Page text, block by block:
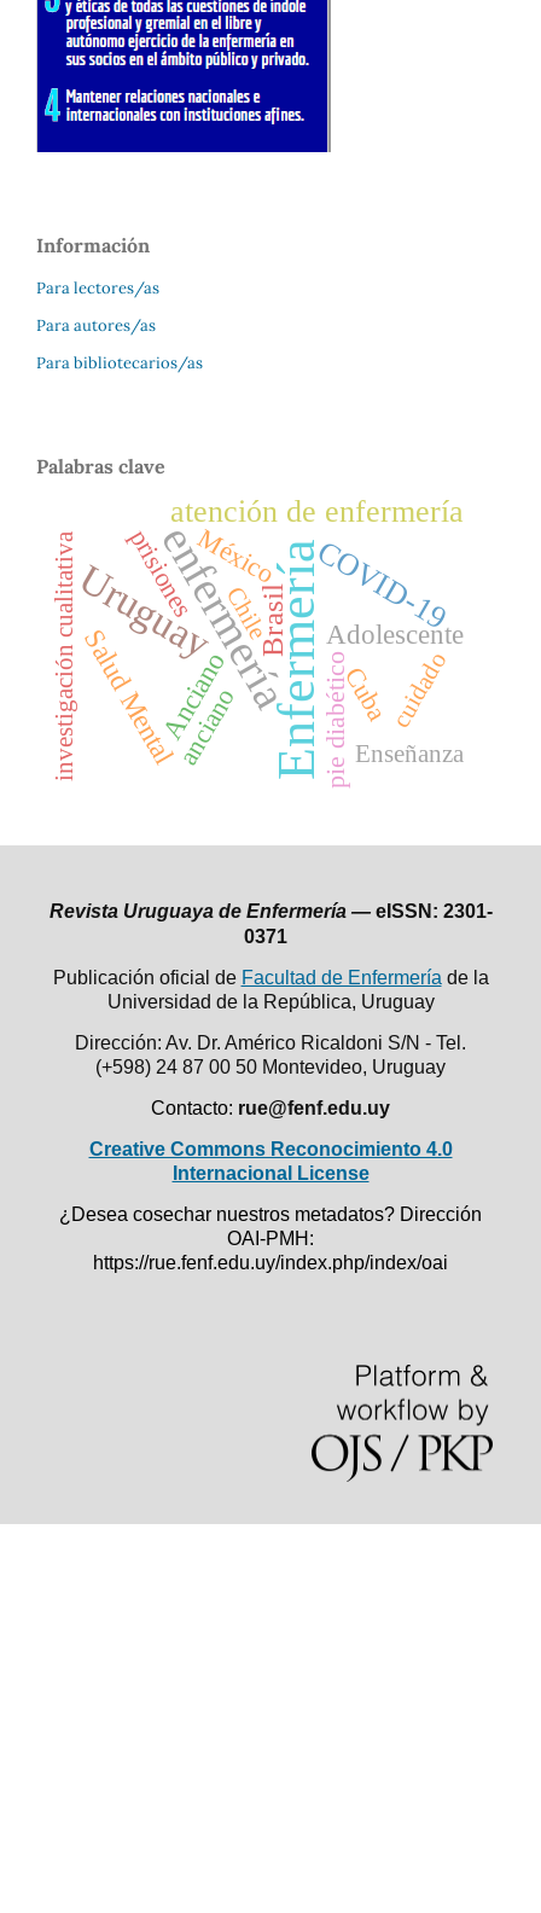
Información
Para lectores/as
Para autores/as
Para bibliotecarios/as
Palabras clave
Enfermería
enfermería
Uruguay
atención de enfermería
COVID-19
Brasil Adolescente
Anciano
Salud Mental pie diabético
prisionesMéxico
Cuba
anciano Enseñanza
investigación cualitativa Chile
cuidado
Revista Uruguaya de Enfermería — eISSN: 2301-
0371
Publicación oficial de Facultad de Enfermería de la
Universidad de la República, Uruguay
Dirección: Av. Dr. Américo Ricaldoni S/N - Tel.
(+598) 24 87 00 50 Montevideo, Uruguay
Contacto: rue@fenf.edu.uy
Creative Commons Reconocimiento 4.0
Internacional License
¿Desea cosechar nuestros metadatos? Dirección
OAI-PMH:
https://rue.fenf.edu.uy/index.php/index/oai